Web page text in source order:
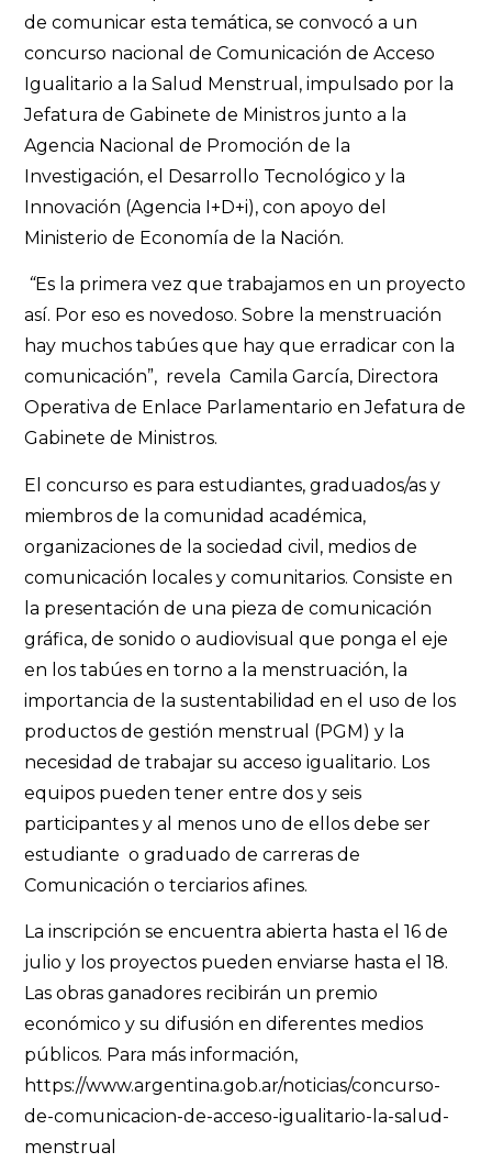
de comunicar esta temática, se convocó a un
concurso nacional de Comunicación de Acceso
Igualitario a la Salud Menstrual, impulsado por la
Jefatura de Gabinete de Ministros junto a la
Agencia Nacional de Promoción de la
Investigación, el Desarrollo Tecnológico y la
Innovación (Agencia I+D+i), con apoyo del
Ministerio de Economía de la Nación.
“Es la primera vez que trabajamos en un proyecto
así. Por eso es novedoso. Sobre la menstruación
hay muchos tabúes que hay que erradicar con la
comunicación”, revela Camila García, Directora
Operativa de Enlace Parlamentario en Jefatura de
Gabinete de Ministros.
El concurso es para estudiantes, graduados/as y
miembros de la comunidad académica,
organizaciones de la sociedad civil, medios de
comunicación locales y comunitarios. Consiste en
la presentación de una pieza de comunicación
gráfica, de sonido o audiovisual que ponga el eje
en los tabúes en torno a la menstruación, la
importancia de la sustentabilidad en el uso de los
productos de gestión menstrual (PGM) y la
necesidad de trabajar su acceso igualitario. Los
equipos pueden tener entre dos y seis
participantes y al menos uno de ellos debe ser
estudiante o graduado de carreras de
Comunicación o terciarios afines.
La inscripción se encuentra abierta hasta el 16 de
julio y los proyectos pueden enviarse hasta el 18.
Las obras ganadores recibirán un premio
económico y su difusión en diferentes medios
públicos. Para más información,
https://www.argentina.gob.ar/noticias/concurso-
de-comunicacion-de-acceso-igualitario-la-salud-
menstrual